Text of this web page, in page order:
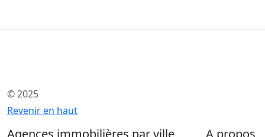
© 2025
Revenir en haut
Agences immobilières par ville A propos